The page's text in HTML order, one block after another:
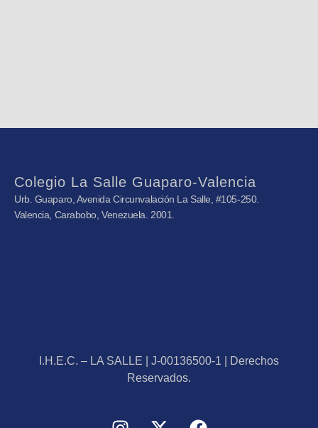
Colegio La Salle Guaparo-Valencia
Urb. Guaparo, Avenida Circunvalación La Salle, #105-250.
Valencia, Carabobo, Venezuela. 2001.
I.H.E.C. – LA SALLE | J-00136500-1 | Derechos
Reservados.